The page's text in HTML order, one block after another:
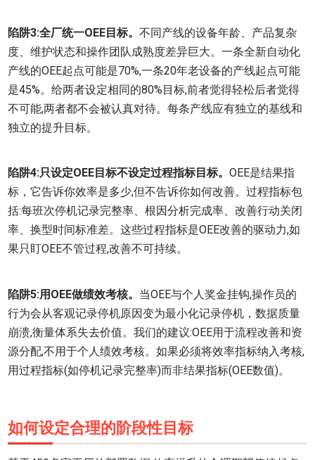
陷阱3:全厂统一OEE目标。不同产线的设备年龄、产品复杂
度、维护状态和操作团队成熟度差异巨大。一条全新自动化
产线的OEE起点可能是70%,一条20年老设备的产线起点可能
是45%。给两者设定相同的80%目标,前者觉得轻松后者觉得
不可能,两者都不会被认真对待。每条产线应有独立的基线和
独立的提升目标。
陷阱4:只设定OEE目标不设定过程指标目标。OEE是结果指
标，它告诉你效率是多少,但不告诉你如何改善。过程指标包
括:每班次停机记录完整率、根因分析完成率、改善行动关闭
率、换型时间标准差。这些过程指标是OEE改善的驱动力,如
果只盯OEE不管过程,改善不可持续。
陷阱5:用OEE做绩效考核。 当OEE与个人奖金挂钩,操作员的
行为会从客观记录停机原因变为最小化记录停机，数据质量
崩溃,衡量体系失去价值。我们的建议:OEE用于流程改善和资
源分配,不用于个人绩效考核。如果必须将效率指标纳入考核,
用过程指标(如停机记录完整率)而非结果指标(OEE数值)。
如何设定合理的阶段性目标